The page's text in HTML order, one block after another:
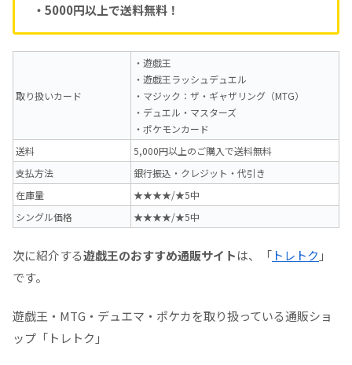
・5000円以上で送料無料！
取り扱いカード
・遊戯王
・遊戯王ラッシュデュエル
・マジック：ザ・ギャザリング（MTG）
・デュエル・マスターズ
・ポケモンカード
送料
5,000円以上のご購入で送料無料
支払方法
銀行振込・クレジット・代引き
在庫量
★★★★/★5中
シングル価格
★★★★/★5中
次に紹介する遊戯王のおすすめ通販サイトは、「 トレトク 」
です。
遊戯王・MTG・デュエマ・ポケカを取り扱っている通販ショ
ップ「トレトク」